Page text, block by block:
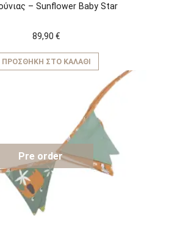
– Sunflower Baby Star
89,90 €
ΠΡΟΣΘΉΚΗ ΣΤΟ ΚΑΛΆΘΙ
Pre order